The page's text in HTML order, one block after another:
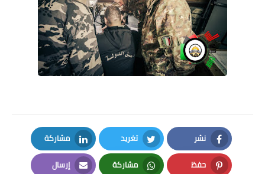
نشر
Facebook
تغريد
Twitter
مشاركة
LinkedIn
حفظ مشاركة إرسال